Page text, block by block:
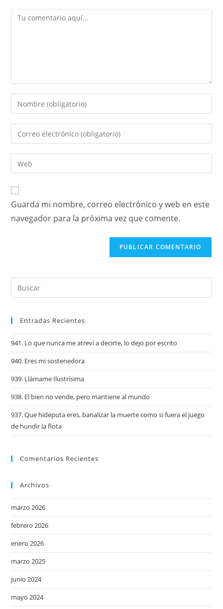
Guarda mi nombre, correo electrónico y web en este
navegador para la próxima vez que comente.
Entradas Recientes
941. Lo que nunca me atreví a decirte, lo dejo por escrito
940. Eres mi sostenedora
939. Llámame Ilustrísima
938. El bien no vende, pero mantiene al mundo
937. Que hideputa eres, banalizar la muerte como si fuera el juego
de hundir la flota
Comentarios Recientes
Archivos
marzo 2026
febrero 2026
enero 2026
marzo 2025
junio 2024
mayo 2024